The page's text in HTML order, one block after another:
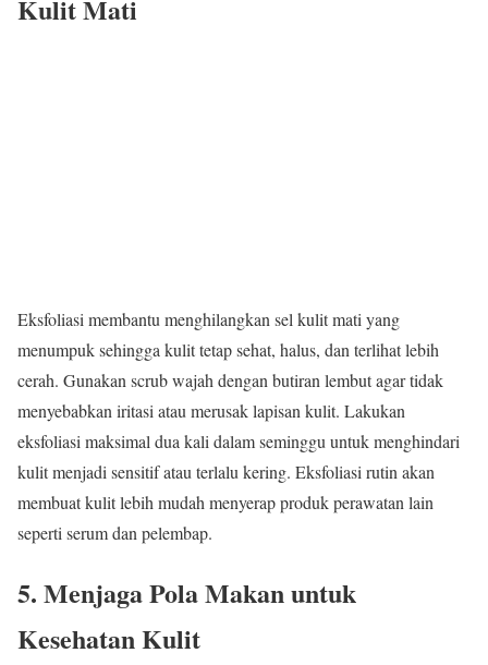
Kulit Mati
Eksfoliasi membantu menghilangkan sel kulit mati yang
menumpuk sehingga kulit tetap sehat, halus, dan terlihat lebih
cerah. Gunakan scrub wajah dengan butiran lembut agar tidak
menyebabkan iritasi atau merusak lapisan kulit. Lakukan
eksfoliasi maksimal dua kali dalam seminggu untuk menghindari
kulit menjadi sensitif atau terlalu kering. Eksfoliasi rutin akan
membuat kulit lebih mudah menyerap produk perawatan lain
seperti serum dan pelembap.
5. Menjaga Pola Makan untuk
Kesehatan Kulit